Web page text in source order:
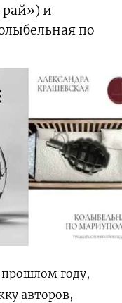
и
по
году,
авторов,